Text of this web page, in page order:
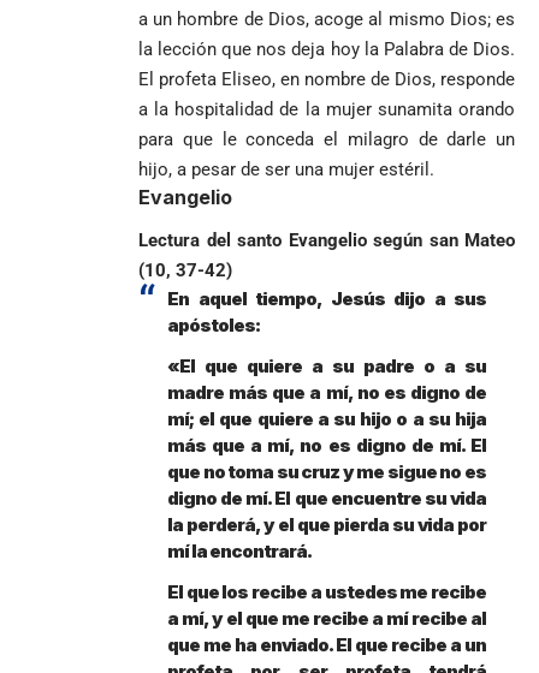
a un hombre de Dios, acoge al mismo Dios; es
la lección que nos deja hoy la Palabra de Dios.
El profeta Eliseo, en nombre de Dios, responde
a la hospitalidad de la mujer sunamita orando
para que le conceda el milagro de darle un
hijo, a pesar de ser una mujer estéril.
Evangelio
Lectura del santo Evangelio según san Mateo
(10, 37-42)
En aquel tiempo, Jesús dijo a sus
apóstoles:
«El que quiere a su padre o a su
madre más que a mí, no es digno de
mí; el que quiere a su hijo o a su hija
más que a mí, no es digno de mí. El
que no toma su cruz y me sigue no es
digno de mí. El que encuentre su vida
la perderá, y el que pierda su vida por
mí la encontrará.
El que los recibe a ustedes me recibe
a mí, y el que me recibe a mí recibe al
que me ha enviado. El que recibe a un
Fico Gutiérrez
demanda
de Quintero en
Supersalud y
pide
cargo
Tribunal de
Antioquia
niega pérdida
de investidura
a concejales
de Medellín
«Gury»
Rodríguez y
Damián Pérez
indígenas,
afrodescendientes
campesinos
inician nueva
jornada académica
en Medellín
rechaza fotos
templo de Guarne y
ordena acto de
Falleció el padre
Humberto de
Gustavo Petro
afirma que “no
se puede
presidente” y
pide esperar
escrutinios
oficiales
Abelardo de la
Espriella es
elegido
presidente de
Colombia tras
una histórica y
reñida
Costa de
Marfil
sorprende a
y acaba con su
partidos
Japón rescata
agónico ante
Países Bajos
en un vibrante
duelo
mundialista
Acoso sexual en
medios: Nueva
presidencial
presuntamente lo
camino que no
abandonarse
COMO HERENCIA
Más de 700
estudiantes
indígenas,
afrodescendientes
campesinos
inician nueva
jornada académica
en Medellín
Cardenal Rueda
pide desarmar el
corazón para
construir juntos
una Colombia